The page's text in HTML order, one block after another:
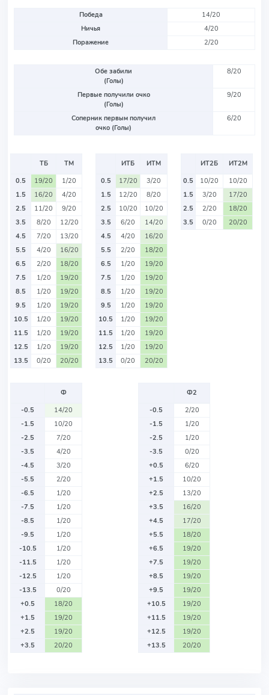
Победа
14/20
Ничья
4/20
Поражение
2/20
Обе забили
(Голы)
8/20
Первые получили очко
(Голы)
9/20
Соперник первым получил
очко (Голы)
6/20
ТБ
ТМ
0.5
19/20
1/20
1.5
16/20
4/20
2.5
11/20
9/20
3.5
8/20
12/20
4.5
7/20
13/20
5.5
4/20
16/20
6.5
2/20
18/20
7.5
1/20
19/20
8.5
1/20
19/20
9.5
1/20
19/20
10.5
1/20
19/20
11.5
1/20
19/20
12.5
1/20
19/20
13.5
0/20 20/20
ИТБ
ИТМ
0.5
17/20
3/20
1.5
12/20
8/20
2.5
10/20
10/20
3.5
6/20
14/20
4.5
4/20
16/20
5.5
2/20
18/20
6.5
1/20
19/20
7.5
1/20
19/20
8.5
1/20
19/20
9.5
1/20
19/20
10.5
1/20
19/20
11.5
1/20
19/20
12.5
1/20
19/20
13.5
0/20 20/20
ИТ2Б
ИТ2М
0.5
10/20
10/20
1.5
3/20
17/20
2.5
2/20
18/20
3.5
0/20 20/20
Ф
-0.5
14/20
-1.5
10/20
-2.5
7/20
-3.5
4/20
-4.5
3/20
-5.5
2/20
-6.5
1/20
-7.5
1/20
-8.5
1/20
-9.5
1/20
-10.5
1/20
-11.5
1/20
-12.5
1/20
-13.5
0/20
+0.5
18/20
+1.5
19/20
+2.5
19/20
+3.5
20/20
Ф2
-0.5
2/20
-1.5
1/20
-2.5
1/20
-3.5
0/20
+0.5
6/20
+1.5
10/20
+2.5
13/20
+3.5
16/20
+4.5
17/20
+5.5
18/20
+6.5
19/20
+7.5
19/20
+8.5
19/20
+9.5
19/20
+10.5
19/20
+11.5
19/20
+12.5
19/20
+13.5
20/20